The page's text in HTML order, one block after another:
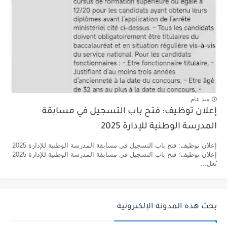
منذ عام
إعلان توظيف: فتح باب التسجيل في مسابقة
المدرسة الوطنية للإدارة 2025
إعلان توظيف: فتح باب التسجيل في مسابقة المدرسة الوطنية للإدارة 2025
إعلان توظيف: فتح باب التسجيل في مسابقة المدرسة الوطنية للإدارة 2025
تُعل...
بحث هذه المدونة الإلكترونية